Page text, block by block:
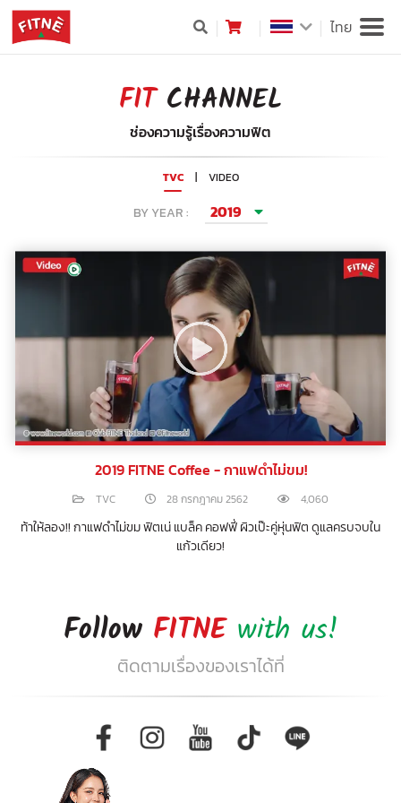
ไทย
FITCHANNEL
ช่องความรู้เรื่องความฟิต
TVC | VIDEO
BY YEAR : 2019
2019 FITNE Coffee - กาแฟดำไม่ขม!
TVC 28 กรกฎาคม 2562 4,060
ท้าให้ลอง!! กาแฟดำไม่ขม ฟิตเน่ แบล็ค คอฟฟี่ ผิวเป๊ะคู่หุ่นฟิต ดูแลครบจบใน
แก้วเดียว!
Follow FITNE with us!
ติดตามเรื่องของเราได้ที่